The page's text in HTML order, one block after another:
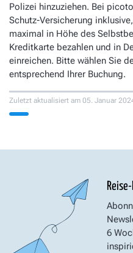
Polizei hinzuziehen. Bei
Schutz-Versicherung
maximal in Höhe des
Kreditkarte bezahlen und in
einreichen. Bitte wählen Sie
entsprechend Ihrer Buchung.
Zuletzt aktualisiert am 05. Januar
6